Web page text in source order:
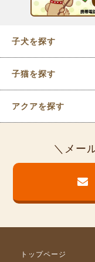
子犬を探す
子猫を探す
アクアを探す
メー
トップページ